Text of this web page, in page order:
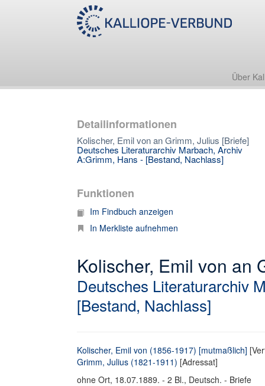
Über
Detailinformationen
Kolischer, Emil von an Grimm, Julius [Briefe]
Deutsches Literaturarchiv Marbach, Archiv
A:Grimm, Hans - [Bestand, Nachlass]
Funktionen
Im Findbuch anzeigen
In Merkliste aufnehmen
Kolischer, Emil von an
Deutsches Literaturarchiv
[Bestand, Nachlass]
Kolischer, Emil von (1856-1917) [mutmaßlich]
Grimm, Julius (1821-1911) [Adressat]
ohne Ort, 18.07.1889. - 2 Bl., Deutsch. - Briefe